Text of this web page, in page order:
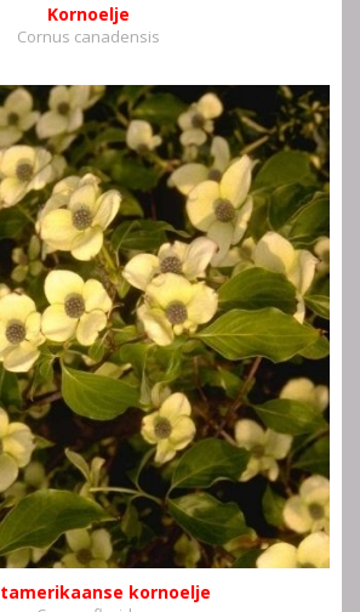
Kornoelje
Cornus canadensis
kornoelje